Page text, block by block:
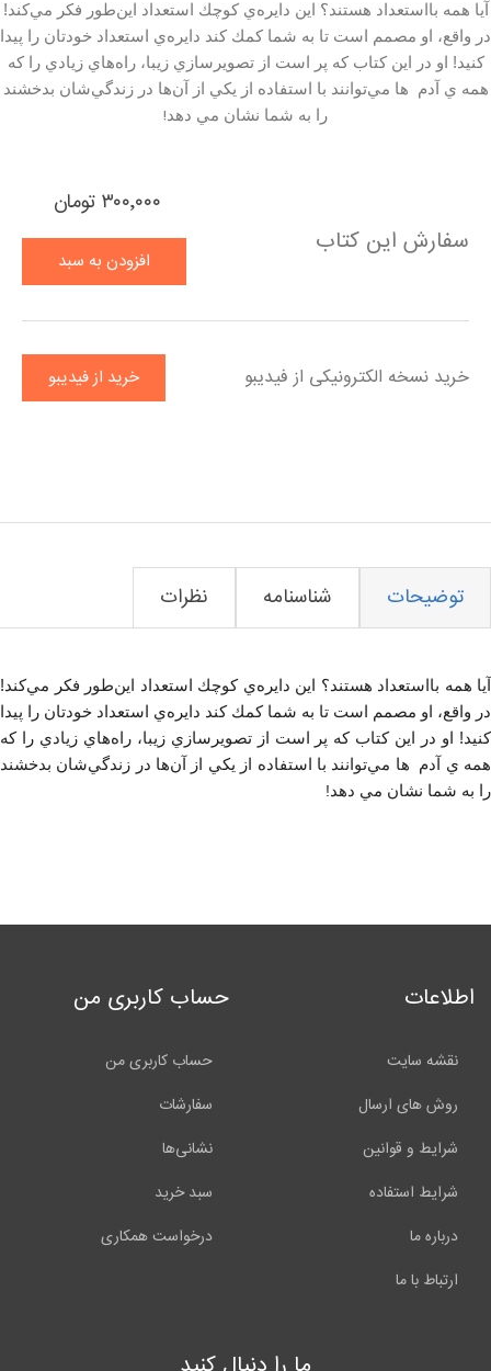
آيا همه بااستعداد هستند؟ اين دايره‌ي كوچك استعداد اين‌طور فكر مي‌كند!
در واقع، او مصمم است تا به شما كمك كند دايره‌ي استعداد خودتان را پيدا
كنيد! او در اين كتاب كه پر است از تصويرسازي زيبا، راه‌هاي زيادي را كه
همه ي آدم ها مي‌توانند با استفاده از يكي از آن‌ها در زندگي‌شان بدخشند
را به شما نشان مي دهد!
سفارش این کتاب
۳۰۰٬۰۰۰ تومان
افزودن به سبد
خرید نسخه الکترونیکی از فیدیبو خرید از فیدیبو
توضیحات شناسنامه نظرات
آيا همه بااستعداد هستند؟ اين دايره‌ي كوچك استعداد اين‌طور فكر مي‌كند!
در واقع، او مصمم است تا به شما كمك كند دايره‌ي استعداد خودتان را پيدا
كنيد! او در اين كتاب كه پر است از تصويرسازي زيبا، راه‌هاي زيادي را كه
همه ي آدم ها مي‌توانند با استفاده از يكي از آن‌ها در زندگي‌شان بدخشند
را به شما نشان مي دهد!
اطلاعات
نقشه سایت
روش های ارسال
شرایط و قوانین
شرایط استفاده
درباره ما
ارتباط با ما
حساب کاربری من
حساب کاربری من
سفارشات
نشانی‌ها
سبد خرید
درخواست همکاری